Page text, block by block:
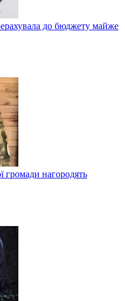
до бюджету майже
громади нагородять